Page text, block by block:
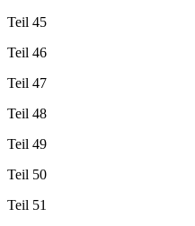
Teil 45
Teil 46
Teil 47
Teil 48
Teil 49
Teil 50
Teil 51